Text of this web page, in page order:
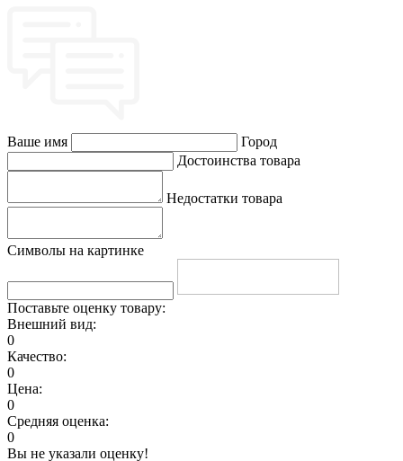
Ваше имя
Город
Достоинства товара
Недостатки товара
Символы на картинке
Поставьте оценку товару:
Внешний вид:
0
Качество:
0
Цена:
0
Средняя оценка:
0
Вы не указали оценку!